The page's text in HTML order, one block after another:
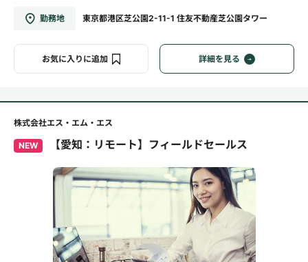
勤務地 東京都港区芝公園2-11-1 住友不動産芝公園タワー
お気に入りに追加 詳細を見る
株式会社エス・エム・エス
NEW 【愛知：リモート】フィールドセールス